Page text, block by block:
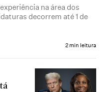
na área dos
decorrem até 1 de
2 min leitura